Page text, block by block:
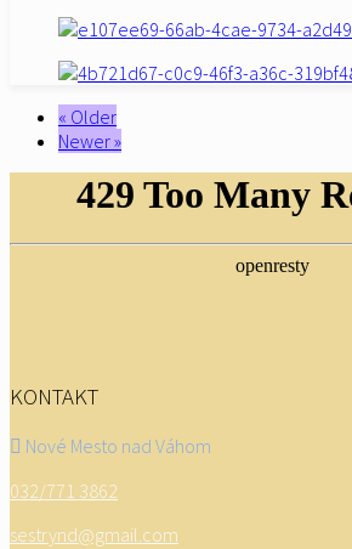
« Older
Newer »
KONTAKT
Nové Mesto nad Váhom
032/771 3862
sestrynd@gmail.com